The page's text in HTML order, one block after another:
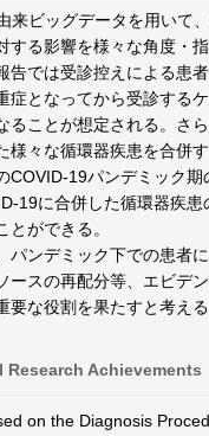
来ビッグデータを用いて
する影響を様々な角度・
告では受診控えによる患
症となってから受診する
ることが想定される。さ
様々な循環器疾患を合併
COVID-19パンデミック期
19に合併した循環器疾患
とができる。
パンデミック下での患者
ースの再配分等、エビデ
要な役割を果たすと考える
Achievements
on the Diagnosis